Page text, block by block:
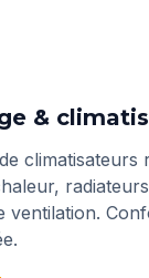
&
climatisateurs
ventilation.